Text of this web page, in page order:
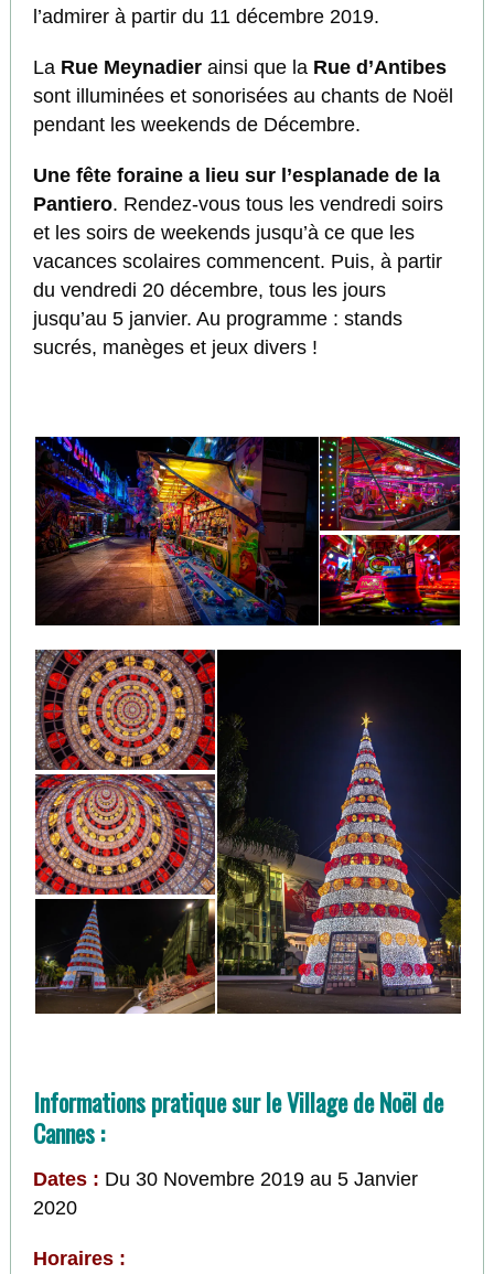
l’admirer à partir du 11 décembre 2019.
La Rue Meynadierainsi que laRue d’Antibes
sont illuminées et sonorisées au chants de Noël
pendant les weekends de Décembre.
Une fête foraine a lieu sur l’esplanade de la
Pantiero. Rendez-vous tous les vendredi soirs
et les soirs de weekends jusqu’à ce que les
vacances scolaires commencent. Puis, à partir
du vendredi 20 décembre, tous les jours
jusqu’au 5 janvier. Au programme : stands
sucrés, manèges et jeux divers !
Informations pratique sur le Village de Noël de
Cannes :
Dates : Du 30 Novembre 2019 au 5 Janvier
2020
Horaires :